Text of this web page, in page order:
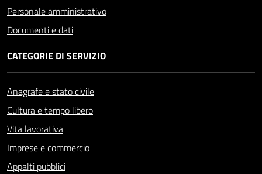
Personale amministrativo
Documenti e dati
CATEGORIE DI SERVIZIO
Anagrafe e stato civile
Cultura e tempo libero
Vita lavorativa
Imprese e commercio
Appalti pubblici